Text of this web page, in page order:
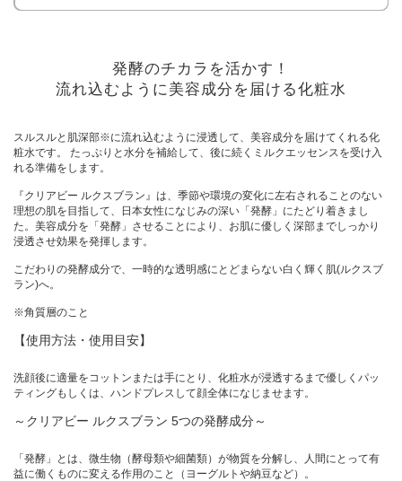
発酵のチカラを活かす！
流れ込むように美容成分を届ける化粧水
スルスルと肌深部※に流れ込むように浸透して、美容成分を届けてくれる化
粧水です。 たっぷりと水分を補給して、後に続くミルクエッセンスを受け入
れる準備をします。
『クリアビー ルクスブラン』は、季節や環境の変化に左右されることのない
理想の肌を目指して、日本女性になじみの深い「発酵」にたどり着きまし
た。美容成分を「発酵」させることにより、お肌に優しく深部までしっかり
浸透させ効果を発揮します。
こだわりの発酵成分で、一時的な透明感にとどまらない白く輝く肌(ルクスブ
ラン)へ。
※角質層のこと
【使用方法・使用目安】
洗顔後に適量をコットンまたは手にとり、化粧水が浸透するまで優しくパッ
ティングもしくは、ハンドプレスして顔全体になじませます。
～クリアビー ルクスブラン 5つの発酵成分～
「発酵」とは、微生物（酵母類や細菌類）が物質を分解し、人間にとって有
益に働くものに変える作用のこと（ヨーグルトや納豆など）。